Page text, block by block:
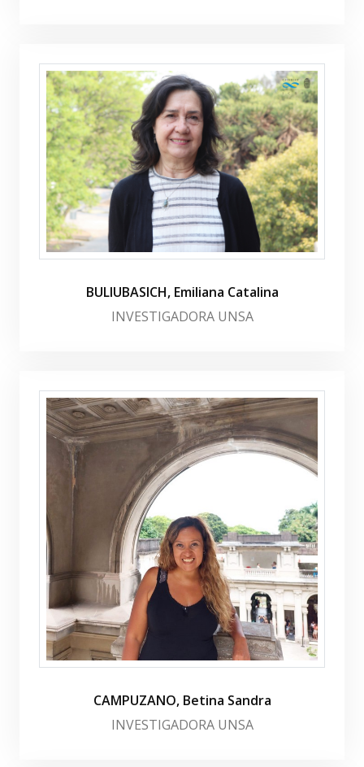
BULIUBASICH, Emiliana Catalina
INVESTIGADORA UNSA
CAMPUZANO, Betina Sandra
INVESTIGADORA UNSA